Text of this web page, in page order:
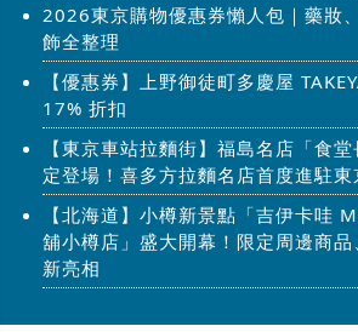
2026東京購物優惠券懶人包｜藥妝
飾全整理
【優惠券】上野御徒町多慶屋
17% 折扣
【東京車站拉麵街】福島名店「食
定登場！喜多方拉麵名店首度進駐東
【北海道】小樽新景點「吉伊卡哇
舖小樽店」盛大開幕！限定周邊商
新亮相